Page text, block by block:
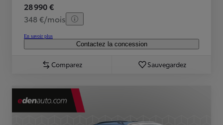
28 990 €
348 €/mois
En savoir plus
Contactez la concession
Comparez Sauvegardez